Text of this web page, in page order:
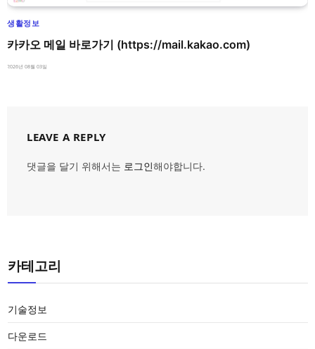
생활정보
카카오 메일 바로가기 (https://mail.kakao.com)
2026년 08월 03일
LEAVE A REPLY
댓글을 달기 위해서는 로그인해야합니다.
카테고리
기술정보
다운로드